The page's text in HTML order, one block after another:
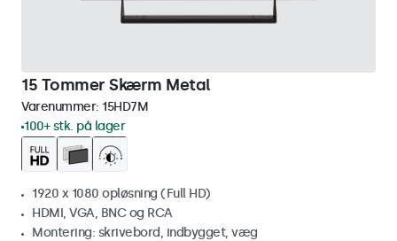
15 Tommer Skærm Metal
Varenummer: 15HD7M
100+ stk. på lager
1920 x 1080 opløsning (Full HD)
HDMI, VGA, BNC og RCA
Montering: skrivebord, indbygget, væg